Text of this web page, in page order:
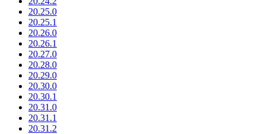
20.25.0
20.25.1
20.26.0
20.26.1
20.27.0
20.28.0
20.29.0
20.30.0
20.30.1
20.31.0
20.31.1
20.31.2